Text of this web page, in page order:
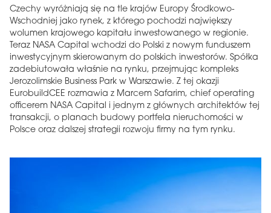
Czechy wyróżniają się na tle krajów Europy Środkowo-
Wschodniej jako rynek, z którego pochodzi największy
wolumen krajowego kapitału inwestowanego w regionie.
Teraz NASA Capital wchodzi do Polski z nowym funduszem
inwestycyjnym skierowanym do polskich inwestorów. Spółka
zadebiutowała właśnie na rynku, przejmując kompleks
Jerozolimskie Business Park w Warszawie. Z tej okazji
EurobuildCEE rozmawia z Marcem Safarim, chief operating
officerem NASA Capital i jednym z głównych architektów tej
transakcji, o planach budowy portfela nieruchomości w
Polsce oraz dalszej strategii rozwoju firmy na tym rynku.